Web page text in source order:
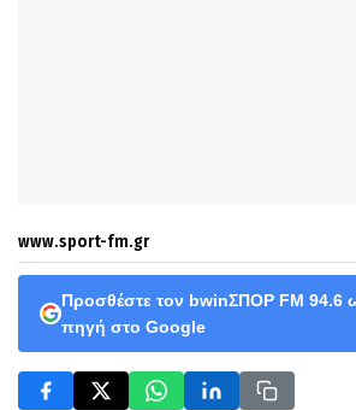
www.sport-fm.gr
Προσθέστε τον bwinΣΠΟΡ FM 94.6
πηγή στο Google